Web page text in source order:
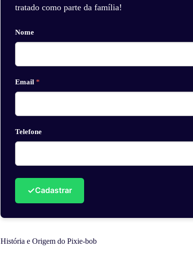
tratado como parte da família!
Nome
Email *
Telefone
✓Cadastrar
História e Origem do Pixie-bob